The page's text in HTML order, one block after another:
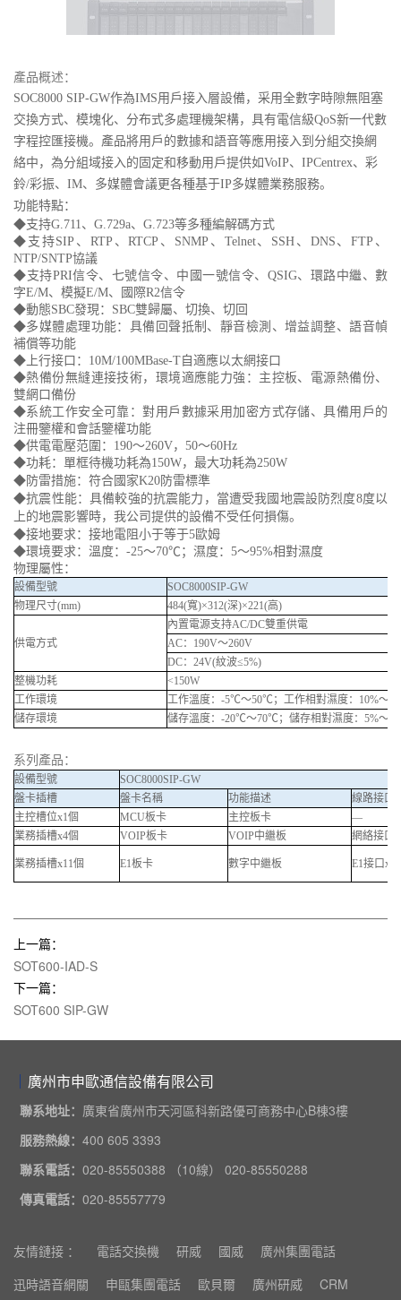
產品概述：
SOC8000 SIP-GW作為IMS用戶接入層設備，采用全數字時隙無阻塞
交換方式、模塊化、分布式多處理機架構，具有電信級QoS新一代數
字程控匯接機。產品將用戶的數據和語音等應用接入到分組交換網
絡中，為分組域接入的固定和移動用戶提供如VoIP、IPCentrex、彩
鈴/彩振、IM、多媒體會議更各種基于IP多媒體業務服務。
功能特點：
◆支持G.711、G.729a、G.723等多種編解碼方式
◆支持SIP、RTP、RTCP、SNMP、Telnet、SSH、DNS、FTP、
NTP/SNTP協議
◆支持PRI信令、七號信令、中國一號信令、QSIG、環路中繼、數
字E/M、模擬E/M、國際R2信令
◆動態SBC發現：SBC雙歸屬、切換、切回
◆多媒體處理功能：具備回聲抵制、靜音檢測、增益調整、語音幀
補償等功能
◆上行接口：10M/100MBase-T自適應以太網接口
◆熱備份無縫連接技術，環境適應能力強：主控板、電源熱備份、
雙網口備份
◆系統工作安全可靠：對用戶數據采用加密方式存儲、具備用戶的
注冊鑒權和會話鑒權功能
◆供電電壓范圍：190～260V，50～60Hz
◆功耗：單框待機功耗為150W，最大功耗為250W
◆防雷措施：符合國家K20防雷標準
◆抗震性能：具備較強的抗震能力，當遭受我國地震設防烈度8度以
上的地震影響時，我公司提供的設備不受任何損傷。
◆接地要求：接地電阻小于等于5歐姆
◆環境要求：溫度：-25～70℃；濕度：5～95%相對濕度
物理屬性：
設備型號
SOC8000SIP-GW
物理尺寸(mm)
484(寬)×312(深)×221(高)
供電方式
內置電源支持AC/DC雙重供電
AC：190V～260V
DC：24V(紋波≤5%)
整機功耗
<150W
工作環境
工作溫度：-5℃～50℃；工作相對濕度：10%～
儲存環境
儲存溫度：-20℃～70℃；儲存相對濕度：5%～
系列產品：
設備型號
SOC8000SIP-GW
盤卡插槽
盤卡名稱 功能描述
線路接口
主控槽位x1個
MCU板卡 主控板卡
—
業務插槽x4個
VOIP板卡 VOIP中繼板 網絡接口
業務插槽x11個 E1板卡 數字中繼板 E1接口x4
上一篇：
SOT600-IAD-S
下一篇：
SOT600 SIP-GW
廣州市申歐通信設備有限公司
聯系地址： 廣東省廣州市天河區科新路優可商務中心B棟3樓
服務熱線： 400 605 3393
聯系電話： 020-85550388 （10線） 020-85550288
傳真電話： 020-85557779
友情鏈接 ： 電話交換機 研威 國威
廣州集團電話
迅時語音網關
申甌集團電話 歐貝爾 廣州研威 CRM